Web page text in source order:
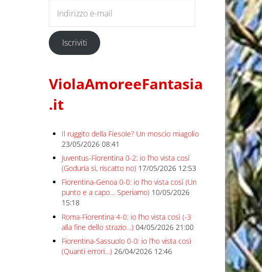
Iscriviti
ViolaAmoreeFantasia
.it
Il ruggito della Fiesole? Un moscio miagolio
23/05/2026 08:41
Juventus-Fiorentina 0-2: io l’ho vista così
(Goduria sì, riscatto no) 17/05/2026 12:53
Fiorentina-Genoa 0-0: io l’ho vista così (Un
punto e a capo… Speriamo) 10/05/2026
15:18
Roma-Fiorentina 4-0: io l’ho vista così (-3
alla fine dello strazio…) 04/05/2026 21:00
Fiorentina-Sassuolo 0-0: io l’ho vista così
(Quanti errori…) 26/04/2026 12:46